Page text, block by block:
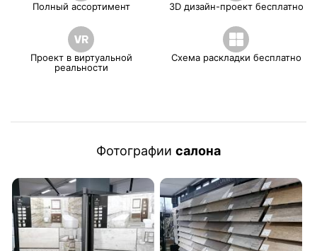
Полный ассортимент
Проект в виртуальной
реальности
3D дизайн-проект бесплатно
Схема раскладки бесплатно
Фотографии салона